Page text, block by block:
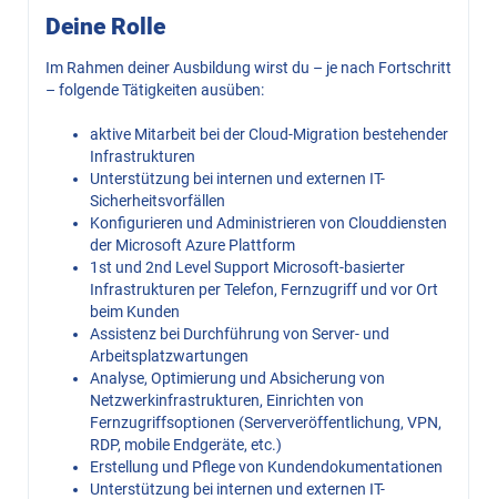
Deine Rolle
Im Rahmen deiner Ausbildung wirst du – je nach Fortschritt
– folgende Tätigkeiten ausüben:
aktive Mitarbeit bei der Cloud-Migration bestehender
Infrastrukturen
Unterstützung bei internen und externen IT-
Sicherheitsvorfällen
Konfigurieren und Administrieren von Clouddiensten
der Microsoft Azure Plattform
1st und 2nd Level Support Microsoft-basierter
Infrastrukturen per Telefon, Fernzugriff und vor Ort
beim Kunden
Assistenz bei Durchführung von Server- und
Arbeitsplatzwartungen
Analyse, Optimierung und Absicherung von
Netzwerkinfrastrukturen, Einrichten von
Fernzugriffsoptionen (Serververöffentlichung, VPN,
RDP, mobile Endgeräte, etc.)
Erstellung und Pflege von Kundendokumentationen
Unterstützung bei internen und externen IT-